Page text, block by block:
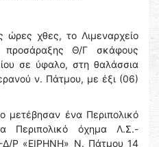
ώρες χθες, το Λιμεναρχείο
προσάραξης Θ/Γ σκάφους
σε ύφαλο, στη θαλάσσια
ν. Πάτμου, με έξι (06)
μετέβησαν ένα Περιπολικό
Περιπολικό όχημα Λ.Σ.-
Ρ «ΕΙΡΗΝΗ» Ν. Πάτμου 14